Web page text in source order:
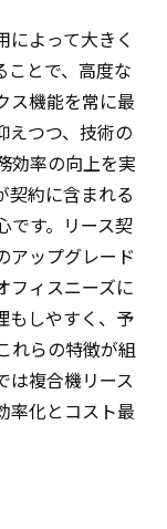
によって大きく
ことで、高度な
ス機能を常に最
えつつ、技術の
効率の向上を実
契約に含まれる
です。リース契
アップグレード
フィスニーズに
もしやすく、予
れらの特徴が組
は複合機リース
率化とコスト最